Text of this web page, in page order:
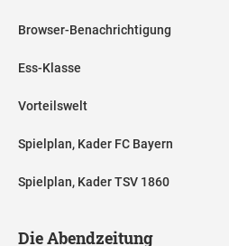
Browser-Benachrichtigung
Ess-Klasse
Vorteilswelt
Spielplan, Kader FC Bayern
Spielplan, Kader TSV 1860
Die Abendzeitung